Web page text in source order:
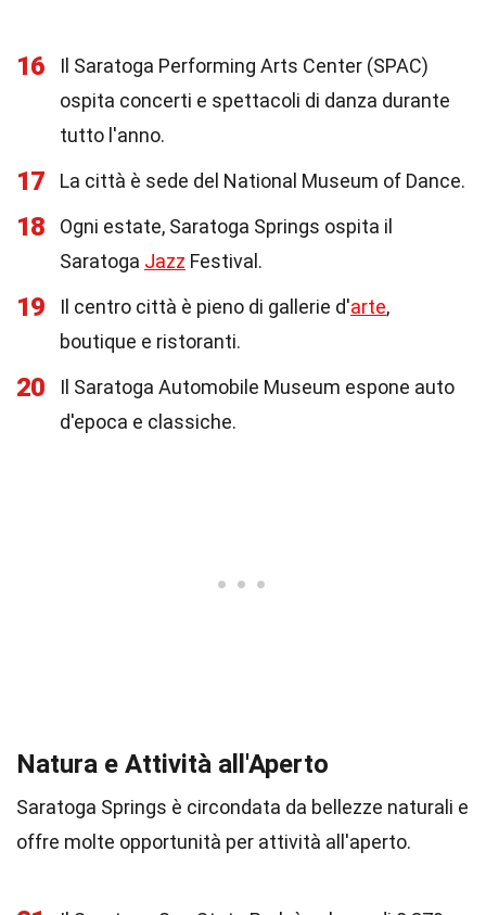
16
Il Saratoga Performing Arts Center (SPAC)
ospita concerti e spettacoli di danza durante
tutto l'anno.
17 La città è sede del National Museum of Dance.
18
Ogni estate, Saratoga Springs ospita il
Saratoga Jazz Festival.
19 Il centro città è pieno di gallerie d'arte,
boutique e ristoranti.
20
Il Saratoga Automobile Museum espone auto
d'epoca e classiche.
Natura e Attività all'Aperto
Saratoga Springs è circondata da bellezze naturali e
offre molte opportunità per attività all'aperto.